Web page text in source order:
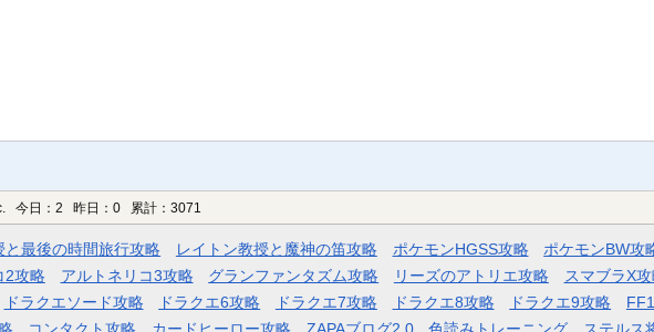
今日：2 昨日：0 累計：3071
と最後の時間旅行攻略 レイトン教授と魔神の笛攻略 ポケモンHGSS攻略 ポケモンBW攻
2攻略 アルトネリコ3攻略 グランファンタズム攻略 リーズのアトリエ攻略 スマブラX
ドラクエソード攻略 ドラクエ6攻略 ドラクエ7攻略 ドラクエ8攻略 ドラクエ9攻略